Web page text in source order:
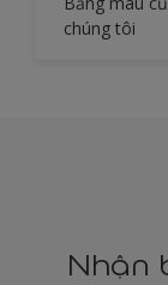
chúng tôi
Nhận